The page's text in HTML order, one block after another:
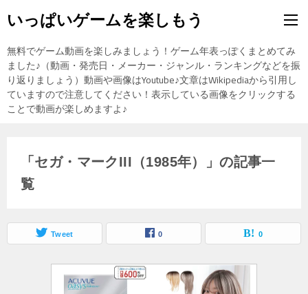
いっぱいゲームを楽しもう
無料でゲーム動画を楽しみましょう！ゲーム年表っぽくまとめてみ
ました♪（動画・発売日・メーカー・ジャンル・ランキングなどを振
り返りましょう）動画や画像はYoutube♪文章はWikipediaから引用し
ていますので注意してください！表示している画像をクリックする
ことで動画が楽しめますよ♪
「セガ・マークIII（1985年）」の記事一
覧
Tweet 0 0